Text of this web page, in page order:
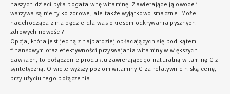
naszych dzieci była bogata w tę witaminę. Zawierające ją owoce i
warzywa są nie tylko zdrowe, ale także wyjątkowo smaczne. Może
nadchodząca zima będzie dla was okresem odkrywania pysznych i
zdrowych nowości?
Opcja, która jest jedną z najbardziej opłacających się pod kątem
finansowym oraz efektywności przyswajania witaminy w większych
dawkach, to połączenie produktu zawierającego naturalną witaminę C z
syntetyczną. O wiele wyższy poziom witaminy C za relatywnie niską cenę,
przy użyciu tego połączenia.